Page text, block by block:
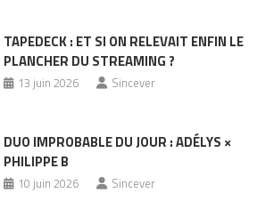
TAPEDECK : ET SI ON RELEVAIT ENFIN LE
PLANCHER DU STREAMING ?
13 juin 2026 Sincever
DUO IMPROBABLE DU JOUR : ADÉLYS ×
PHILIPPE B
10 juin 2026 Sincever